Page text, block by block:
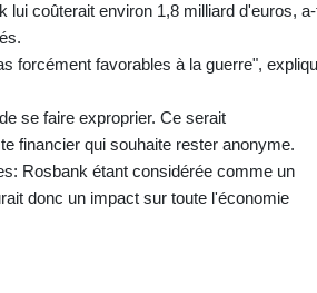
lui coûterait environ 1,8 milliard d'euros,
forcément favorables à la guerre",
se faire exproprier. Ce serait
financier qui souhaite rester anonyme.
Rosbank étant considérée comme un
donc un impact sur toute l'économie